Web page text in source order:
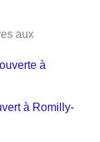
aux
à
à Romilly-